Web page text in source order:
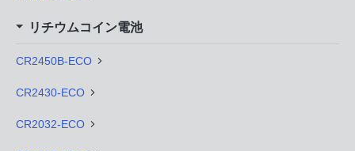
リチウムコイン電池
CR2450B-ECO
CR2430-ECO
CR2032-ECO